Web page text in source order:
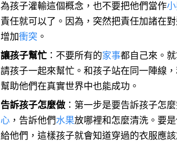
為孩子灌輸這個概念，也不要把他們當作
責任就可以了。因為，突然把責任加諸在
增加衝突 。
讓孩子幫忙 ：不要所有的家事都自己來。
請孩子一起來幫忙。和孩子站在同一陣線
幫助他們在真實世界中也能成功。
告訴孩子怎麼做 ：第一步是要告訴孩子怎
心 ，告訴他們水果放哪裡和怎麼清洗。要
給他們，這樣孩子就會知道穿過的衣服應